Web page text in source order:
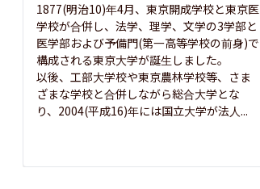
1877(明治10)年4月、東京開成学校と東京医
学校が合併し、法学、理学、文学の3学部と
医学部および予備門(第一高等学校の前身)で
構成される東京大学が誕生しました。
以後、工部大学校や東京農林学校等、さま
ざまな学校と合併しながら総合大学とな
り、2004(平成16)年には国立大学が法人...